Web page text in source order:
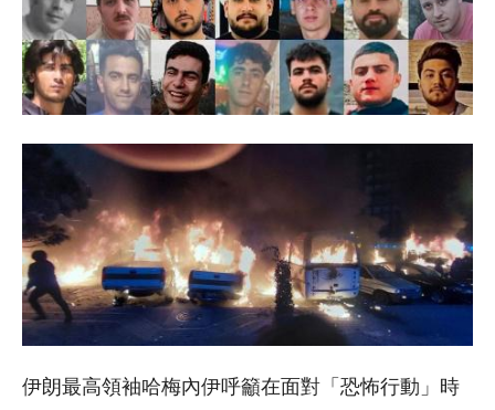
伊朗最高領袖哈梅內伊呼籲在面對「恐怖行動」時